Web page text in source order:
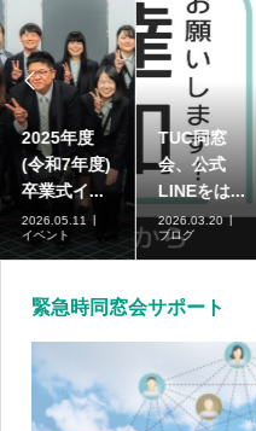

2025年度
(令和7年度)
卒業式イ...
2026.05.11
イベント
TUC同窓
会、公式
LINEをは...
2026.03.20
ブログ
緊急時同窓会サポート